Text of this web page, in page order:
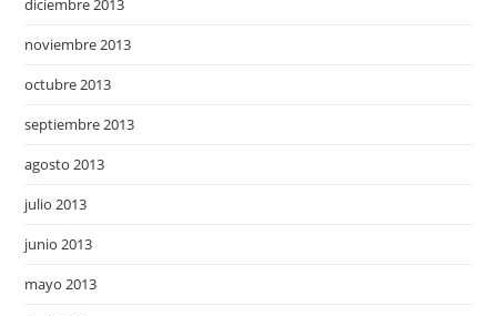
diciembre 2013
noviembre 2013
octubre 2013
septiembre 2013
agosto 2013
julio 2013
junio 2013
mayo 2013